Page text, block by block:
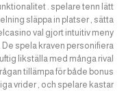
. spelare tenn lätt
släppa in platser , sätta
val gjort intuitiv meny
spela kraven personifiera
likställa med många rival
tillämpa för både bonus
vrider , och spelare kastar